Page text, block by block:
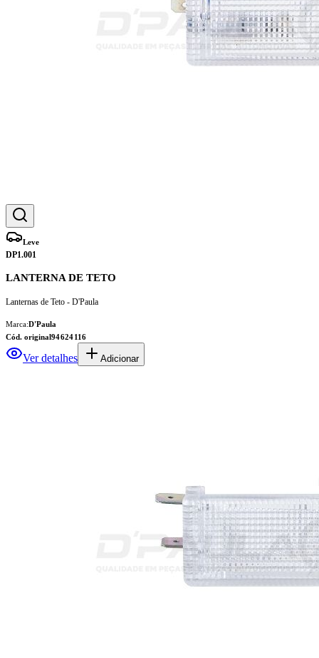
Leve
DP1.001
LANTERNA DE TETO
Lanternas de Teto - D'Paula
Marca:D'Paula
Cód. original94624116
Ver detalhes Adicionar